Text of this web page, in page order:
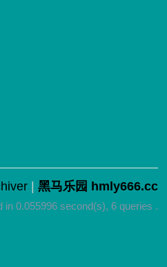
黑马乐园 hmly666.cc
0.055996 second(s), 6 queries .